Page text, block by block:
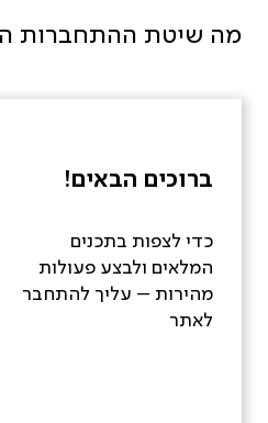
מה שיטת ההתחברות
ברוכים הבאים!
כדי לצפות בתכנים
המלאים ולבצע פעולות
מהירות – עליך להתחבר
לאתר